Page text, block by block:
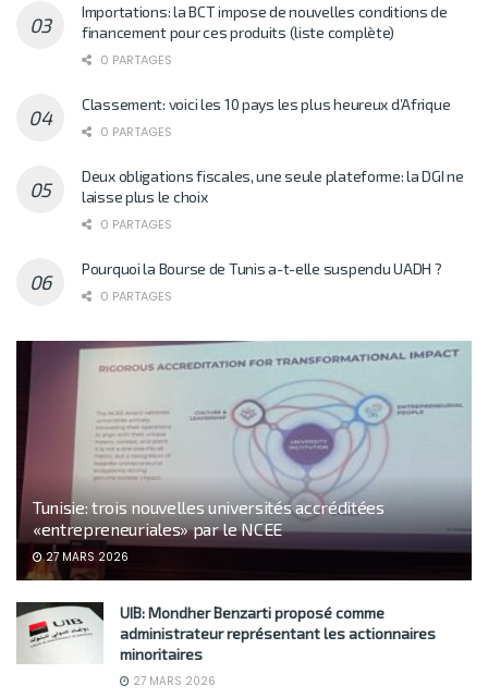
Importations: la BCT impose de nouvelles conditions de
financement pour ces produits (liste complète)
0 PARTAGES
Classement: voici les 10 pays les plus heureux d’Afrique
0 PARTAGES
Deux obligations fiscales, une seule plateforme: la DGI ne
laisse plus le choix
0 PARTAGES
Pourquoi la Bourse de Tunis a-t-elle suspendu UADH ?
0 PARTAGES
Tunisie: trois nouvelles universités accréditées
«entrepreneuriales» par le NCEE
27 MARS 2026
UIB: Mondher Benzarti proposé comme
administrateur représentant les actionnaires
minoritaires
27 MARS 2026